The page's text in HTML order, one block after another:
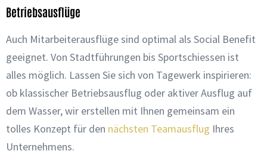
Betriebsausflüge
Auch Mitarbeiterausflüge sind optimal als Social Benefit
geeignet. Von Stadtführungen bis Sportschiessen ist
alles möglich. Lassen Sie sich von Tagewerk inspirieren:
ob klassischer Betriebsausflug oder aktiver Ausflug auf
dem Wasser, wir erstellen mit Ihnen gemeinsam ein
tolles Konzept für den nächsten Teamausflug Ihres
Unternehmens.